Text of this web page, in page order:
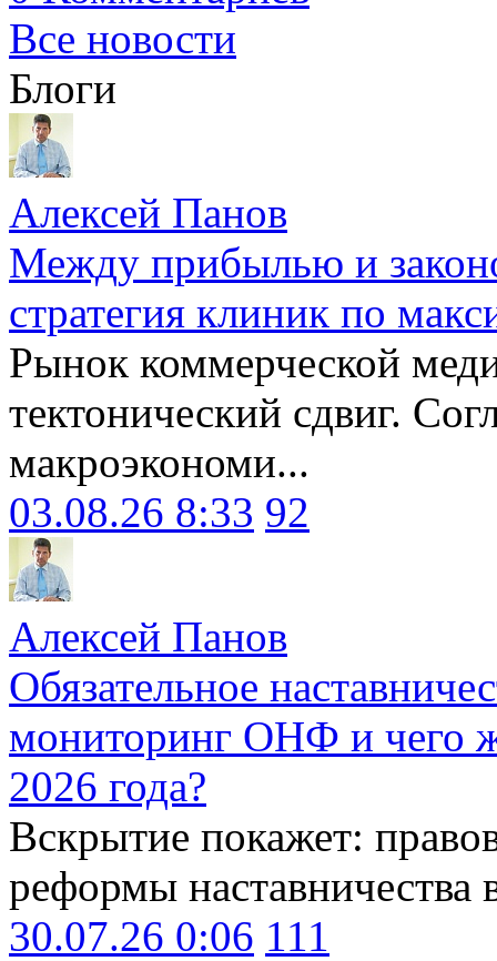
Все новости
Блоги
Алексей Панов
Между прибылью и
стратегия клиник по
Рынок коммерческой
тектонический сдвиг.
макроэкономи...
03.08.26 8:33 92
Алексей Панов
Обязательное
мониторинг ОНФ и чего
2026 года?
Вскрытие покажет:
реформы наставничества
30.07.26 0:06 111